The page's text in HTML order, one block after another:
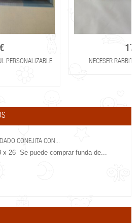
PERSONALIZABLE NECESER RABBIT
CONEJITA CON...
x 26 Se puede comprar funda de...